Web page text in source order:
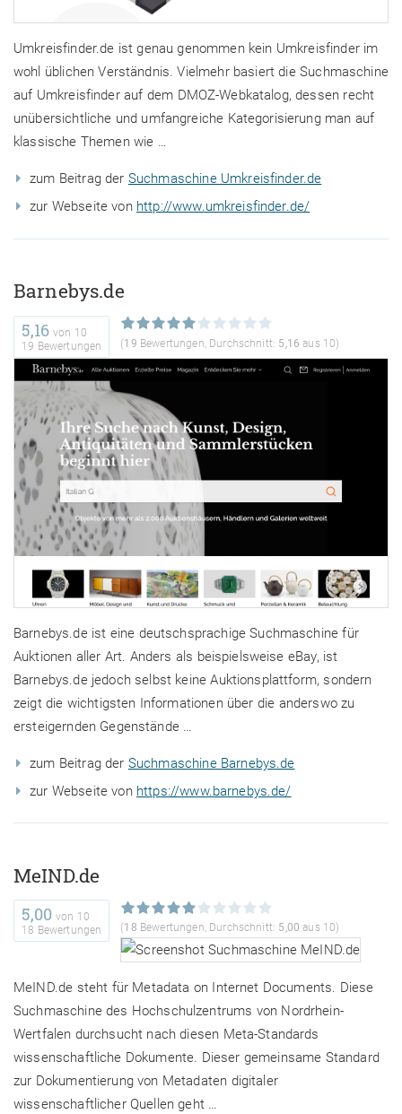
Umkreisfinder.de ist genau genommen kein Umkreisfinder im
wohl üblichen Verständnis. Vielmehr basiert die Suchmaschine
auf Umkreisfinder auf dem DMOZ-Webkatalog, dessen recht
unübersichtliche und umfangreiche Kategorisierung man auf
klassische Themen wie …
zum Beitrag der Suchmaschine Umkreisfinder.de
zur Webseite von http://www.umkreisfinder.de/
Barnebys.de
5,16 von 10
19 Bewertungen
(19 Bewertungen, Durchschnitt: 5,16 aus 10)
Barnebys.de ist eine deutschsprachige Suchmaschine für
Auktionen aller Art. Anders als beispielsweise eBay, ist
Barnebys.de jedoch selbst keine Auktionsplattform, sondern
zeigt die wichtigsten Informationen über die anderswo zu
ersteigernden Gegenstände …
zum Beitrag der Suchmaschine Barnebys.de
zur Webseite von https://www.barnebys.de/
MeIND.de
5,00 von 10
18 Bewertungen
(18 Bewertungen, Durchschnitt: 5,00 aus 10)
MeIND.de steht für Metadata on Internet Documents. Diese
Suchmaschine des Hochschulzentrums von Nordrhein-
Wertfalen durchsucht nach diesen Meta-Standards
wissenschaftliche Dokumente. Dieser gemeinsame Standard
zur Dokumentierung von Metadaten digitaler
wissenschaftlicher Quellen geht …